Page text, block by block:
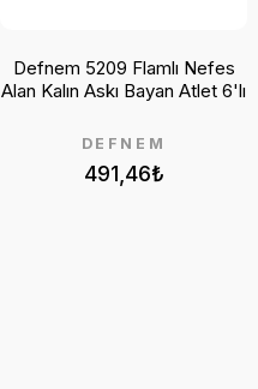
491,46₺
DEFNEM
Defnem 5209 Flamlı Nefes
Alan Kalın Askı Bayan Atlet 6'lı